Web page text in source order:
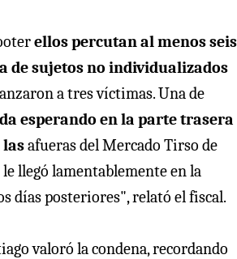
ellos percutan al menos seis
de sujetos no individualizados
a tres víctimas. Una de
esperando en la parte trasera
lasafueras del Mercado Tirso de
llegó lamentablemente en la
días posteriores", relató el fiscal.
valoró la condena, recordando